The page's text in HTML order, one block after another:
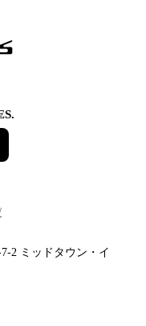
2 ミッドタウン・イ